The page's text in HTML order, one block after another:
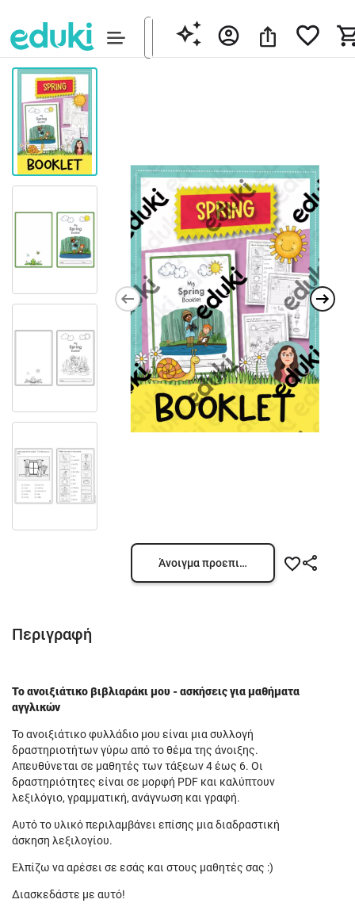
Άνοιγμα προεπισκόπησης
Περιγραφή
Το ανοιξιάτικο βιβλιαράκι μου - ασκήσεις για μαθήματα
αγγλικών
Το ανοιξιάτικο φυλλάδιο μου είναι μια συλλογή
δραστηριοτήτων γύρω από το θέμα της άνοιξης.
Απευθύνεται σε μαθητές των τάξεων 4 έως 6. Οι
δραστηριότητες είναι σε μορφή PDF και καλύπτουν
λεξιλόγιο, γραμματική, ανάγνωση και γραφή.
Αυτό το υλικό περιλαμβάνει επίσης μια διαδραστική
άσκηση λεξιλογίου.
Ελπίζω να αρέσει σε εσάς και στους μαθητές σας :)
Διασκεδάστε με αυτό!